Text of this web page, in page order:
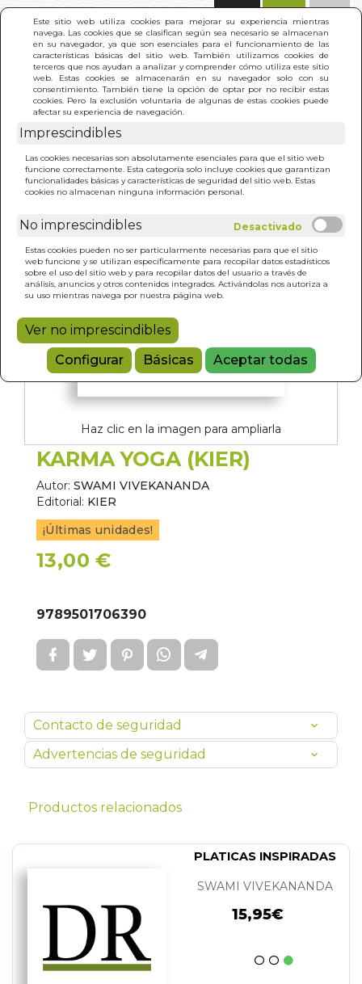
Este sitio web utiliza cookies para mejorar su experiencia mientras
navega. Las cookies que se clasifican según sea necesario se almacenan
en su navegador, ya que son esenciales para el funcionamiento de las
características básicas del sitio web. También utilizamos cookies de
terceros que nos ayudan a analizar y comprender cómo utiliza este sitio
web. Estas cookies se almacenarán en su navegador solo con su
consentimiento. También tiene la opción de optar por no recibir estas
cookies. Pero la exclusión voluntaria de algunas de estas cookies puede
afectar su experiencia de navegación.
Imprescindibles
Las cookies necesarias son absolutamente esenciales para que el sitio web
funcione correctamente. Esta categoría solo incluye cookies que garantizan
funcionalidades básicas y características de seguridad del sitio web. Estas
cookies no almacenan ninguna información personal.
No imprescindibles
Estas cookies pueden no ser particularmente necesarias para que el sitio
web funcione y se utilizan específicamente para recopilar datos estadísticos
sobre el uso del sitio web y para recopilar datos del usuario a través de
análisis, anuncios y otros contenidos integrados. Activándolas nos autoriza a
su uso mientras navega por nuestra página web.
Ver no imprescindibles
Configurar
Básicas Aceptar todas
INICIO > KARMA YOGA (KIER)
Haz clic en la imagen para ampliarla
KARMA YOGA (KIER)
Autor: SWAMI VIVEKANANDA
Editorial: KIER
¡Últimas unidades!
13,00 €
9789501706390
Contacto de seguridad
Advertencias de seguridad
Productos relacionados
PLATICAS INSPIRADAS
SWAMI VIVEKANANDA
15,95€